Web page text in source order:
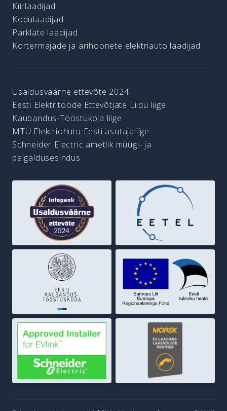
Kiirlaadijad
Kodulaadijad
Parklate laadijad
Kortermajade ja ärihoonete elektriauto laadijad
Usaldusväärne ettevõte 2024
Eesti Elektritööde Ettevõtjate Liidu liige
Kaubandus-Tööstukoja liige
MTÜ Elektriohutu Eesti asutajaliige
Schneider Electric ametlik müügi- ja
paigaldusesindus